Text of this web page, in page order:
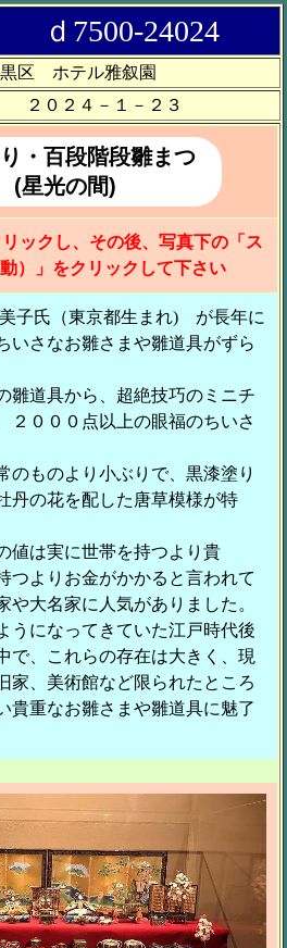
7500-24024
区 ホテル雅叙園
０２４－１－２３
・百段階段雛まつ
(星光の間)
ックし、その後、写真下の「ス
）」をクリックして下さい
子氏（東京都生まれ) が長年に
いさなお雛さまや雛道具がずら
雛道具から、超絶技巧のミニチ
２０００点以上の眼福のちいさ
のものより小ぶりで、黒漆塗り
丹の花を配した唐草模様が特
値は実に世帯を持つより貴
つよりお金がかかると言われて
や大名家に人気がありました。
うになってきていた江戸時代後
で、これらの存在は大きく、現
家、美術館など限られたところ
貴重なお雛さまや雛道具に魅了